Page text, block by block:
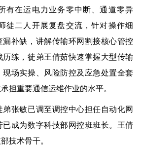
有在运电力业务零中断、通道零异
徒二人开展复盘交流，针对操作细
漏补缺，讲解传输环网割接核心管控
练，徒弟王倩茹快速掌握大型传输
场实操、风险防控及应急处置全套
担重要通信运维作业的水平。
敏已调至调控中心担任自动化网
已成为数字科技部网控班班长。王倩
技术骨干。